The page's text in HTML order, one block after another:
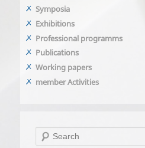
Symposia
Exhibitions
Professional programms
Publications
Working papers
member Activities
Search